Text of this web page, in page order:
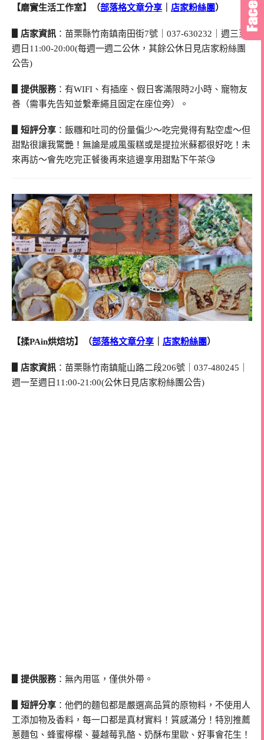
【磨實生活工作室】（部落格文章分享 店家粉絲團）
▋店家資訊 ：苗栗縣竹南鎮南田街7號｜037-630232｜週三至
週日11:00-20:00(每週一週二公休，其餘公休日見店家粉絲團
公告)
▋提供服務：有WIFI、有插座、假日客滿限時2小時、寵物友
善（需事先告知並繫牽繩且固定在座位旁）。
▋短評分享 ：飯糰和吐司的份量偏少～吃完覺得有點空虛～但
甜點很讓我驚艷！無論是戚風蛋糕或是提拉米蘇都很好吃！未
來再訪～會先吃完正餐後再來這邊享用甜點下午茶😘
【揉PAin烘焙坊】（部落格文章分享 店家粉絲團）
▋店家資訊 ：苗栗縣竹南鎮龍山路二段206號｜037-480245｜
週一至週日11:00-21:00(公休日見店家粉絲團公告)
▋提供服務：無內用區，僅供外帶。
▋短評分享 ：他們的麵包都是嚴選高品質的原物料，不使用人
工添加物及香料，每一口都是真材實料！質感滿分！特別推薦
蔥麵包、蜂蜜檸檬、蔓越莓乳酪、奶酥布里歐、好事會花生！